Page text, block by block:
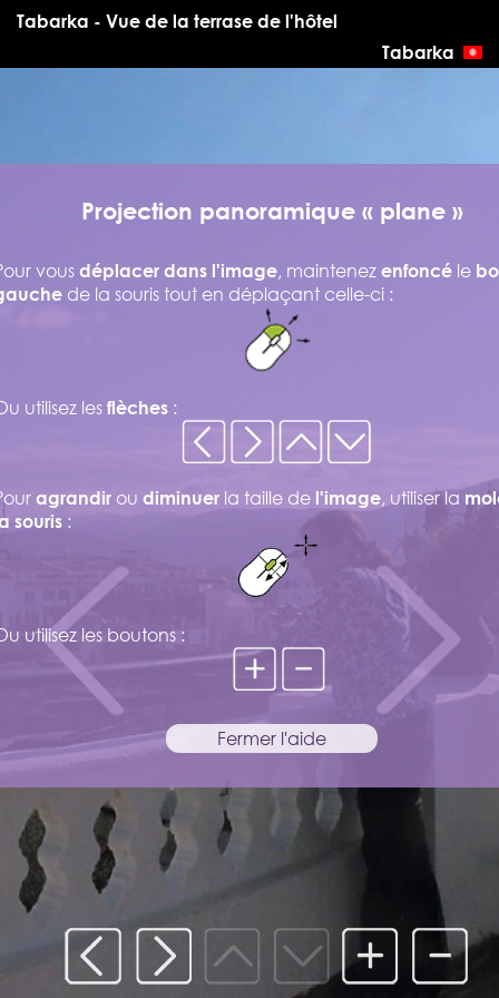
Tabarka - Vue de la terrase de l'hôtel
Tabarka